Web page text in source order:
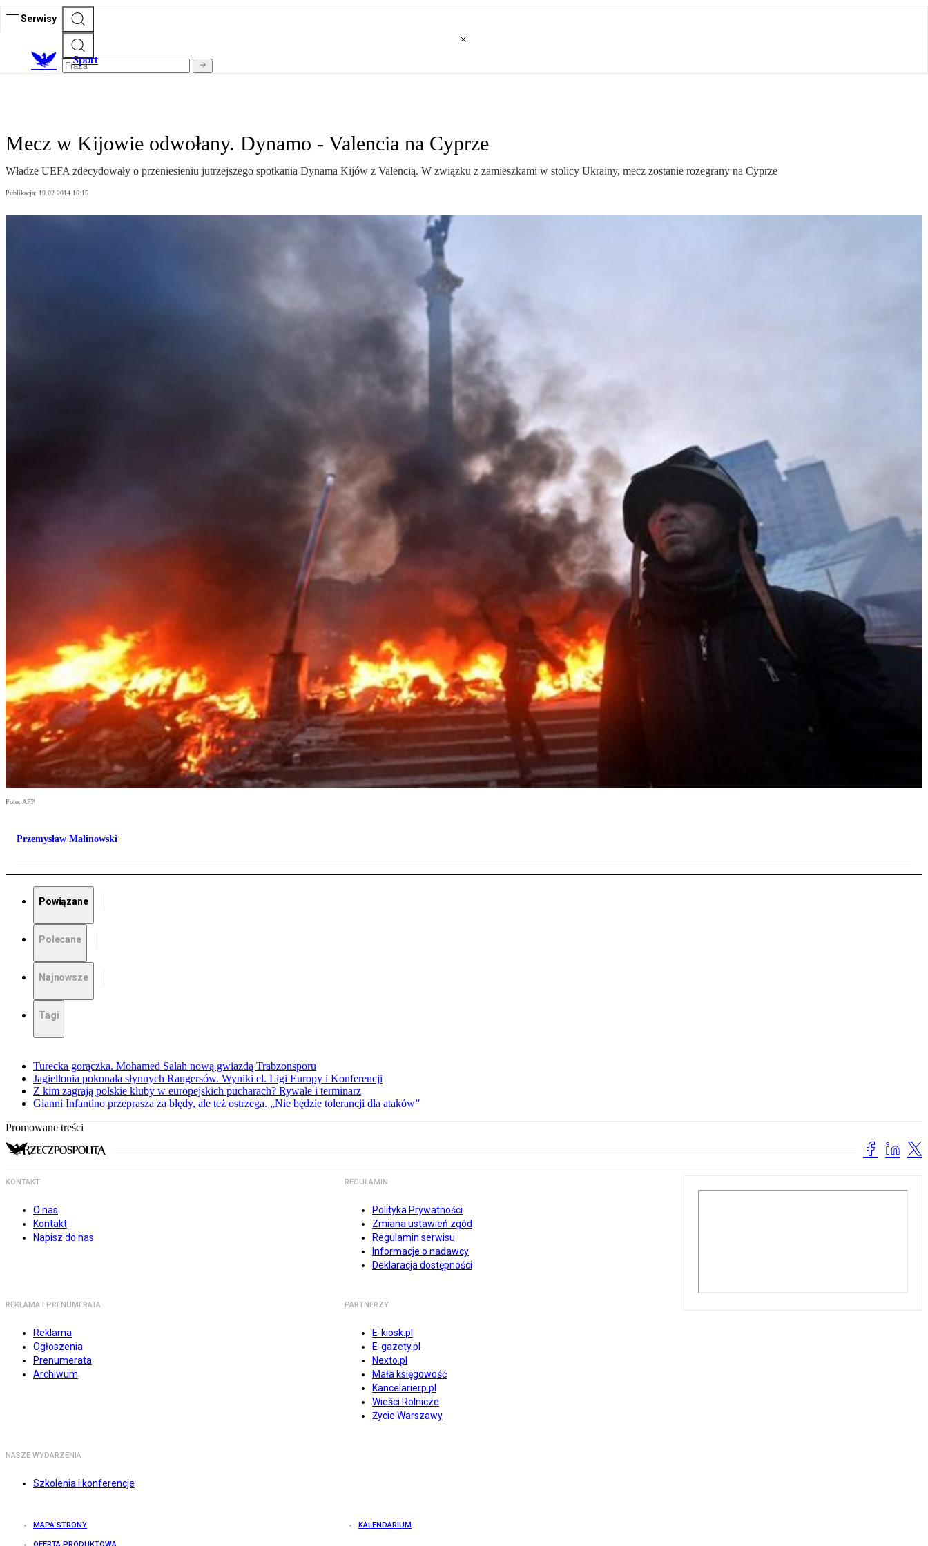
Serwisy
Sport
Mecz w Kijowie odwołany. Dynamo - Valencia na Cyprze
Władze UEFA zdecydowały o przeniesieniu jutrzejszego spotkania Dynama Kijów z Valencią. W związku z zamieszkami w stolicy Ukrainy, mecz zostanie rozegrany na Cyprze
Publikacja: 19.02.2014 16:15
Foto: AFP
Przemysław Malinowski
Powiązane
Polecane
Najnowsze
Tagi
Turecka gorączka. Mohamed Salah nową gwiazdą Trabzonsporu
Jagiellonia pokonała słynnych Rangersów. Wyniki el. Ligi Europy i Konferencji
Z kim zagrają polskie kluby w europejskich pucharach? Rywale i terminarz
Gianni Infantino przeprasza za błędy, ale też ostrzega. „Nie będzie tolerancji dla ataków”
Promowane treści
KONTAKT
O nas
Kontakt
Napisz do nas
REGULAMIN
Polityka Prywatności
Zmiana ustawień zgód
Regulamin serwisu
Informacje o nadawcy
Deklaracja dostępności
REKLAMA I PRENUMERATA
Reklama
Ogłoszenia
Prenumerata
Archiwum
PARTNERZY
E-kiosk.pl
E-gazety.pl
Nexto.pl
Mała księgowość
Kancelarierp.pl
Wieści Rolnicze
Życie Warszawy
NASZE WYDARZENIA
Szkolenia i konferencje
MAPA STRONY KALENDARIUM